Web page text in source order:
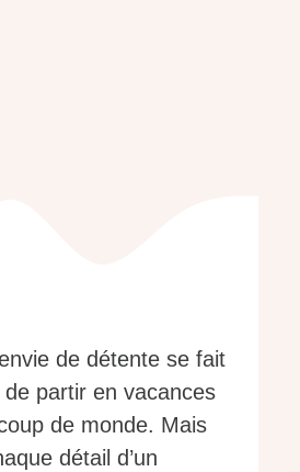
de détente se fait
de partir en vacances
de monde. Mais
détail d’un